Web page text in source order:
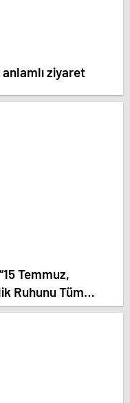
ziyaret
Temmuz,
Ruhunu Tüm